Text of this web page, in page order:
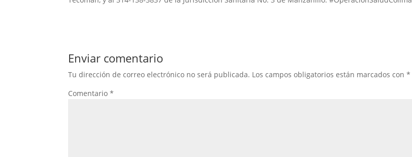
Enviar comentario
Tu dirección de correo electrónico no será publicada. Los campos obligatorios están marcados con*
Comentario*